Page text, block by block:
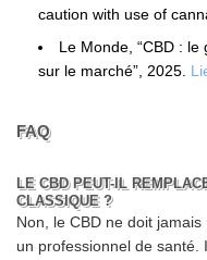
caution with use of
Le Monde, “CBD :
sur le marché”, 2025.
FAQ
LE CBD PEUT-IL
CLASSIQUE ?
Non, le CBD ne doit
un professionnel de santé.